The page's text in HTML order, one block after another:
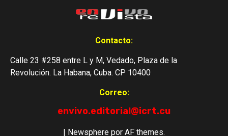
Contacto:
Calle 23 #258 entre L y M, Vedado, Plaza de la
Revolución. La Habana, Cuba. CP 10400
Correo:
envivo.editorial@icrt.cu
| Newsphere por AF themes.